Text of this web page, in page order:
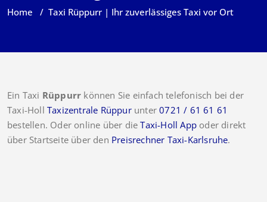
Home / Taxi Rüppurr | Ihr zuverlässiges Taxi vor Ort
Ein Taxi Rüppurr können Sie einfach telefonisch bei der
Taxi-Holl Taxizentrale Rüppurunter0721 / 61 61 61
bestellen. Oder online über dieTaxi-Holl App oder direkt
über Startseite über den Preisrechner Taxi-Karlsruhe.